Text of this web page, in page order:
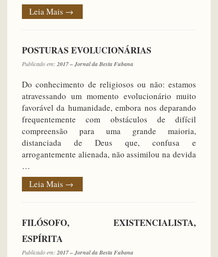
Leia Mais →
POSTURAS EVOLUCIONÁRIAS
Publicado em: 2017 – Jornal da Besta Fubana
Do conhecimento de religiosos ou não: estamos
atravessando um momento evolucionário muito
favorável da humanidade, embora nos deparando
frequentemente com obstáculos de difícil
compreensão para uma grande maioria,
distanciada de Deus que, confusa e
arrogantemente alienada, não assimilou na devida
…
Leia Mais →
FILÓSOFO, EXISTENCIALISTA,
ESPÍRITA
Publicado em: 2017 – Jornal da Besta Fubana